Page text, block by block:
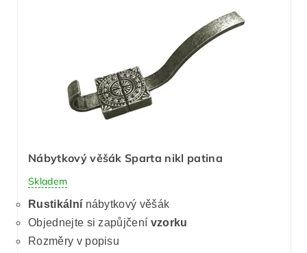
Nábytkový věšák Sparta nikl patina
Skladem
Rustikální nábytkový věšák
Objednejte si zapůjčení vzorku
Rozměry v popisu